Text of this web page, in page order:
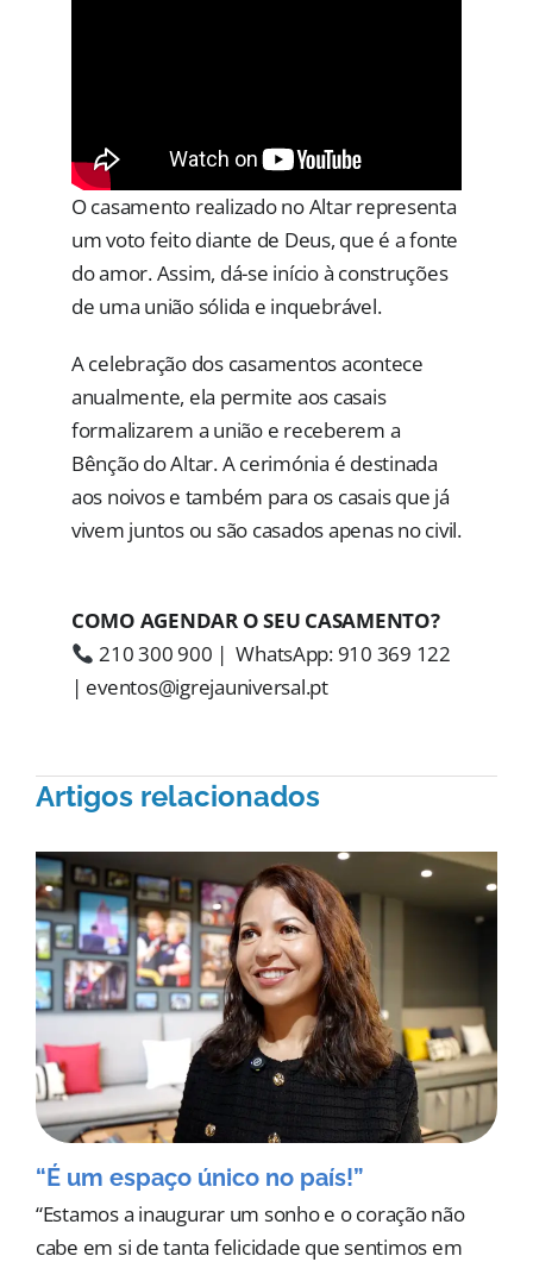
O casamento realizado no Altar representa
um voto feito diante de Deus, que é a fonte
do amor. Assim, dá-se início à construções
de uma união sólida e inquebrável.
A celebração dos casamentos acontece
anualmente, ela permite aos casais
formalizarem a união e receberem a
Bênção do Altar. A cerimónia é destinada
aos noivos e também para os casais que já
vivem juntos ou são casados apenas no civil.
COMO AGENDAR O SEU CASAMENTO?
210 300 900 | WhatsApp: 910 369 122
| eventos@igrejauniversal.pt
Artigos relacionados
“É um espaço único no país!”
“Estamos a inaugurar um sonho e o coração não
cabe em si de tanta felicidade que sentimos em